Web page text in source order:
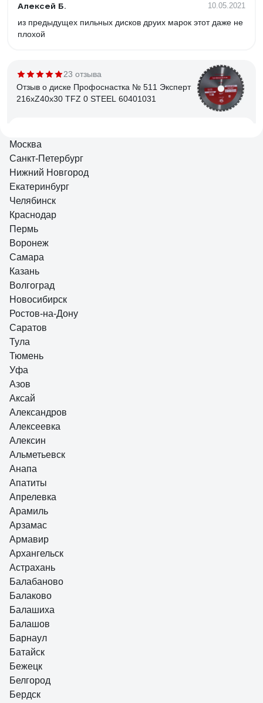
Алексей Б. 10.05.2021
из предыдущех пильных дисков друих марок этот даже не
плохой
23 отзыва
Отзыв о диске Профоснастка № 511 Эксперт
216xZ40x30 TFZ 0 STEEL 60401031
Сочетание цена/качество
12 отзывов
Отзыв о диске Patriot 190х56х30/20/16
810010016
Денис
ровный рез
Москва
Санкт-Петербург
Нижний Новгород
Екатеринбург
Челябинск
Краснодар
Пермь
Воронеж
Самара
Казань
Волгоград
Новосибирск
Ростов-на-Дону
Саратов
Тула
Тюмень
Уфа
Азов
Аксай
Александров
Алексеевка
Алексин
Альметьевск
Анапа
Апатиты
Апрелевка
Арамиль
Арзамас
Армавир
Архангельск
Астрахань
Балабаново
Балаково
Балашиха
Балашов
Барнаул
Батайск
Бежецк
Белгород
Бердск